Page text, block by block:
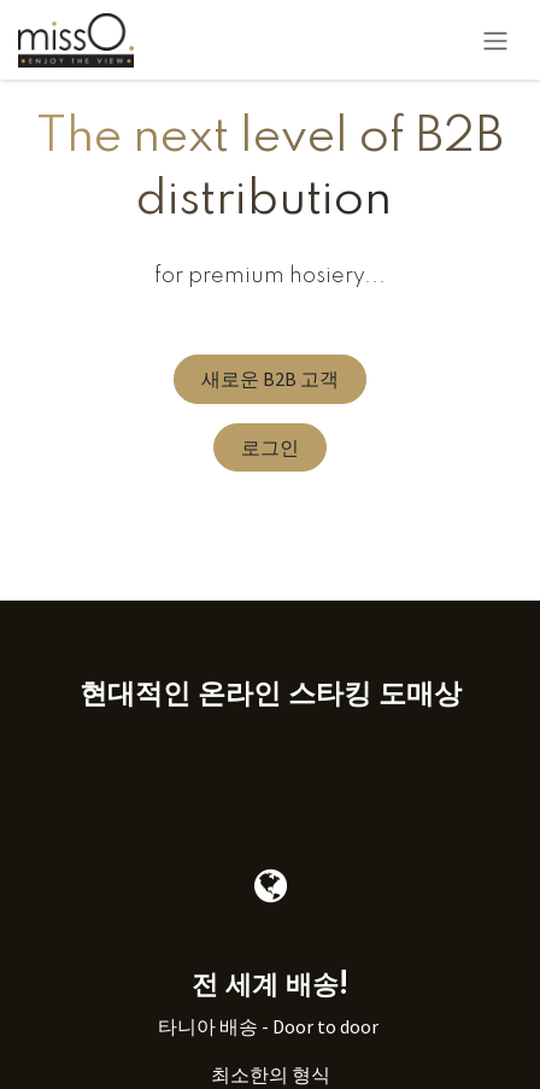
콘텐츠로 건너뛰기
The next level of B2B
distribution
for premium hosiery...
새로운 B2B 고객
로그인
현대적인 온라인 스타킹 도매상
전 세계 배송!
타니아 배송 - Door to door
최소한의 형식